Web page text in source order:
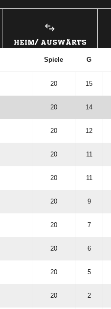
HEIM/ AUSWÄRTS
Spiele G
20 15
20 14
20 12
20 11
20 11
20 9
20 7
20 6
20 5
20 2